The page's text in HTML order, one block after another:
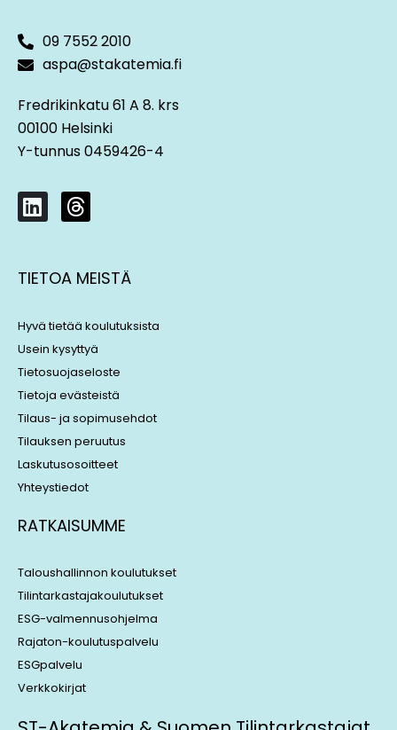
09 7552 2010
aspa@stakatemia.fi
Fredrikinkatu 61 A 8. krs
00100 Helsinki
Y-tunnus 0459426-4
L
i
k
e
i
n
T
h
e
a
s
TIETOA MEISTÄ
Hyvä tietää koulutuksista
Usein kysyttyä
Tietosuojaseloste
Tietoja evästeistä
Tilaus- ja sopimusehdot
Tilauksen peruutus
Laskutusosoitteet
Yhteystiedot
RATKAISUMME
Taloushallinnon koulutukset
Tilintarkastajakoulutukset
ESG-valmennusohjelma
Rajaton-koulutuspalvelu
ESGpalvelu
Verkkokirjat